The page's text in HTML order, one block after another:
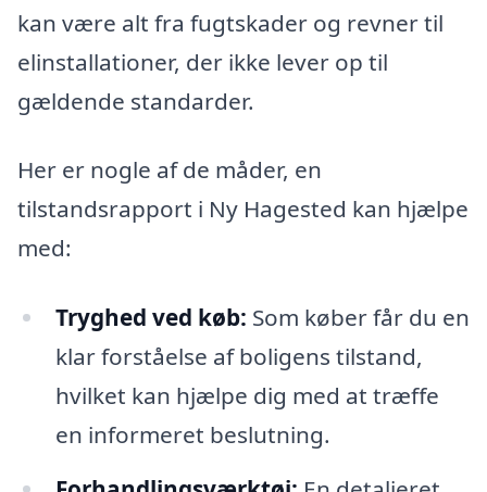
kan være alt fra fugtskader og revner til
elinstallationer, der ikke lever op til
gældende standarder.
Her er nogle af de måder, en
tilstandsrapport i Ny Hagested kan hjælpe
med:
Tryghed ved køb: Som køber får du en
klar forståelse af boligens tilstand,
hvilket kan hjælpe dig med at træffe
en informeret beslutning.